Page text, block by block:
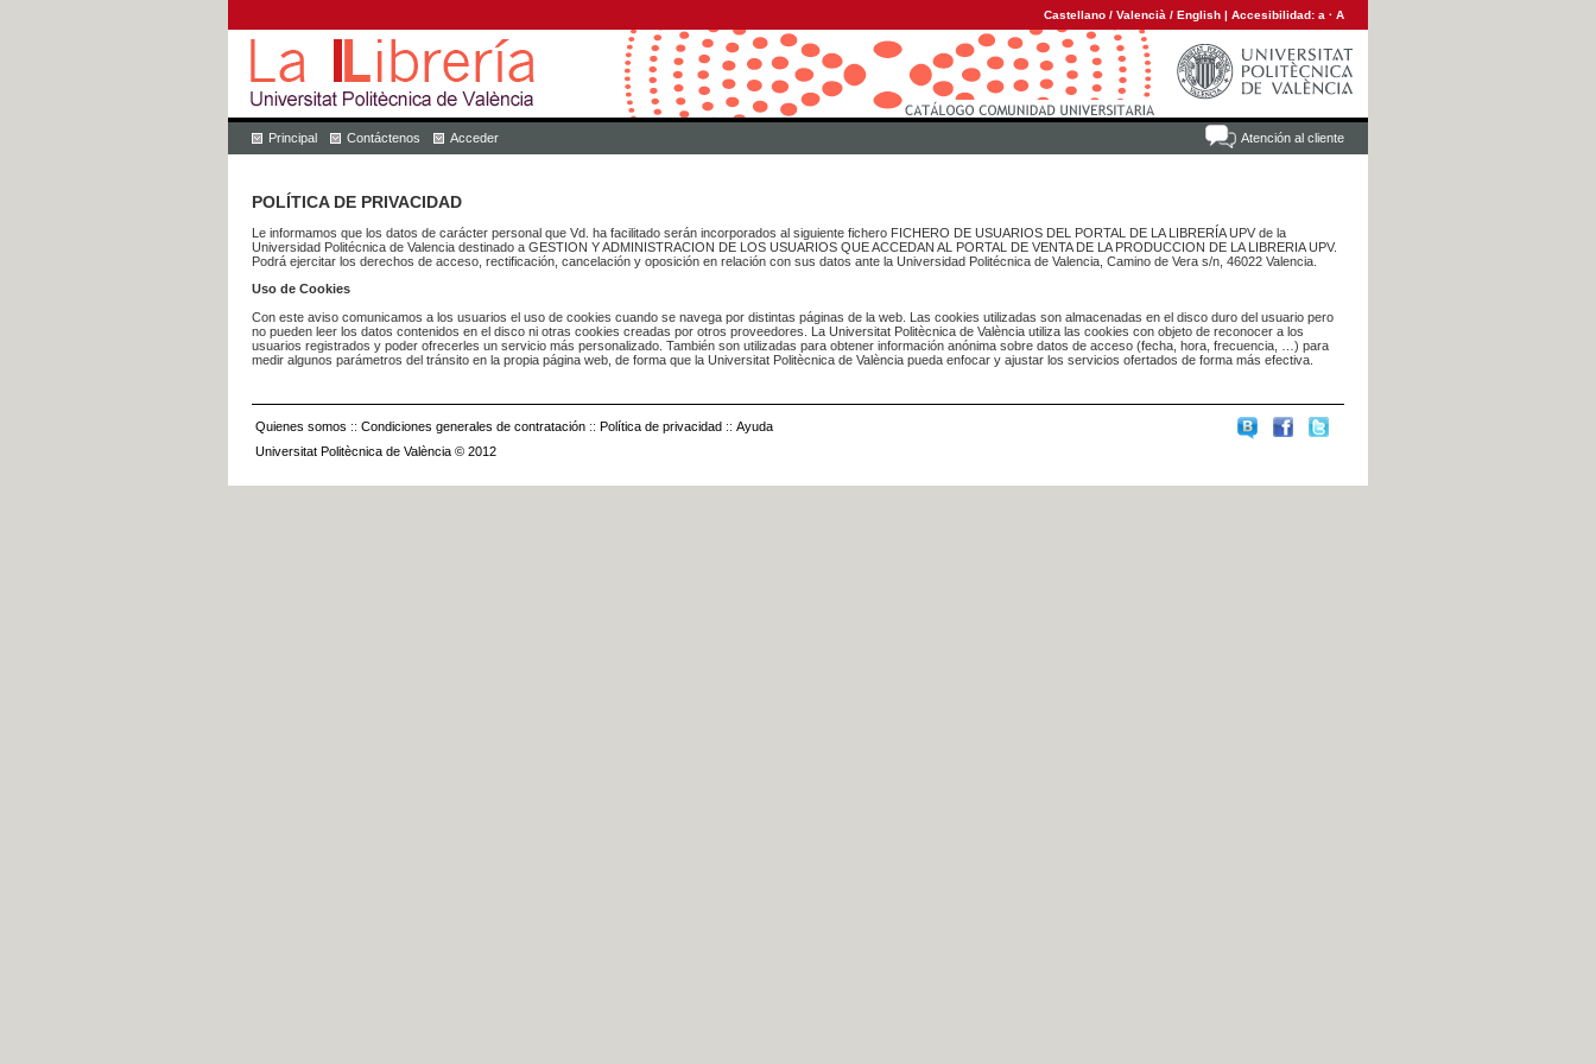
Castellano / Valencià / English | Accesibilidad: a · A
Atención al cliente
Principal Contáctenos Acceder
POLÍTICA DE PRIVACIDAD
Le informamos que los datos de carácter personal que Vd. ha facilitado serán incorporados al siguiente fichero FICHERO DE USUARIOS DEL PORTAL DE LA LIBRERÍA UPV de la
Universidad Politécnica de Valencia destinado a GESTION Y ADMINISTRACION DE LOS USUARIOS QUE ACCEDAN AL PORTAL DE VENTA DE LA PRODUCCION DE LA LIBRERIA UPV.
Podrá ejercitar los derechos de acceso, rectificación, cancelación y oposición en relación con sus datos ante la Universidad Politécnica de Valencia, Camino de Vera s/n, 46022 Valencia.
Uso de Cookies
Con este aviso comunicamos a los usuarios el uso de cookies cuando se navega por distintas páginas de la web. Las cookies utilizadas son almacenadas en el disco duro del usuario pero
no pueden leer los datos contenidos en el disco ni otras cookies creadas por otros proveedores. La Universitat Politècnica de València utiliza las cookies con objeto de reconocer a los
usuarios registrados y poder ofrecerles un servicio más personalizado. También son utilizadas para obtener información anónima sobre datos de acceso (fecha, hora, frecuencia, …) para
medir algunos parámetros del tránsito en la propia página web, de forma que la Universitat Politècnica de València pueda enfocar y ajustar los servicios ofertados de forma más efectiva.
Quienes somos :: Condiciones generales de contratación :: Política de privacidad :: Ayuda
Universitat Politècnica de València © 2012